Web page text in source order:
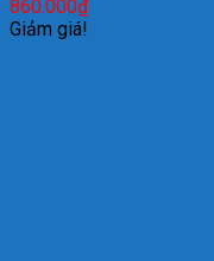
860.000₫
Giảm giá!